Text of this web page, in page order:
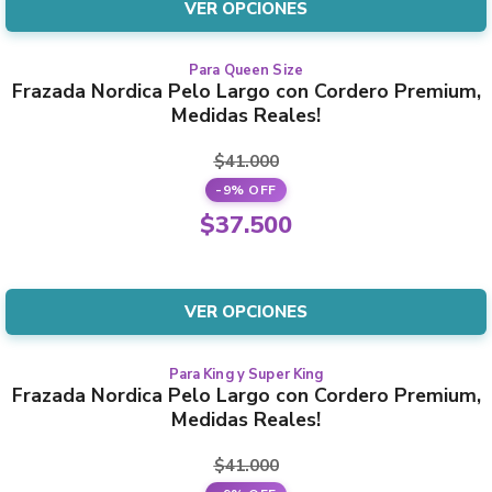
$41.000.
actual
es:
$37.500.
VER OPCIONES
elegir
en
la
página
del
producto
Para Queen Size
Frazada Nordica Pelo Largo con Cordero Premium,
Medidas Reales!
$41.000
-9% OFF
El
era:
$41.000.
$37.500
precio
actual
es:
$37.500.
VER OPCIONES
Este
producto
tiene
varias
variantes.
Las
opciones
pueden
elegir
en
la
página
del
producto
Para King y Super King
Frazada Nordica Pelo Largo con Cordero Premium,
Medidas Reales!
$41.000
Este
producto
tiene
varias
variantes.